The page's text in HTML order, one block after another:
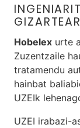
Hobelex urte
Zuzentzaile
tratamendu
hainbat
UZEIk
UZEI irabazi-